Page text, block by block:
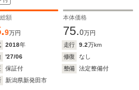
額
9万円
本体価格
75.0万円
2018年 走行 9.2万km
'27/06 修復
なし
保証付 整備
法定整備付
新潟県新発田市